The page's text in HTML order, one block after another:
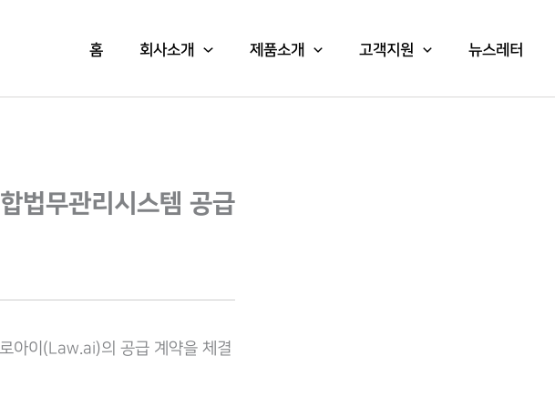
홈 회사소개 제품소개 고객지원 뉴스레터
법무관리시스템 공급
로아이(Law.ai)의 공급 계약을 체결